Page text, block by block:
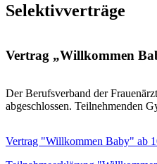
Selektivverträge
Vertrag „Willkommen
Der Berufsverband der
abgeschlossen. Teilnehmenden
Vertrag "Willkommen Baby" ab